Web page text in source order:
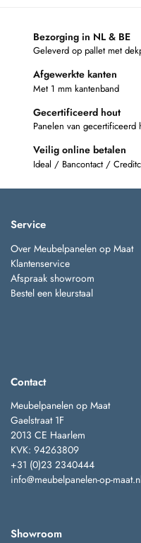
Bezorging in NL & BE
Geleverd op pallet met
Afgewerkte kanten
Met 1 mm kantenband
Gecertificeerd hout
Panelen van gecertificeerd
Veilig online betalen
Ideal / Bancontact /
Service
Over Meubelpanelen op Maat
Klantenservice
Afspraak showroom
Bestel een kleurstaal
Contact
Meubelpanelen op Maat
Gaelstraat 1F
2013 CE Haarlem
KVK: 94263809
+31 (0)23 2340444
info@meubelpanelen-op-
Showroom